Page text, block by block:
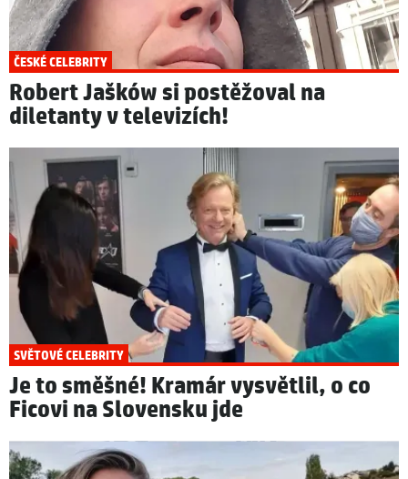
ČESKÉ CELEBRITY
Robert Jašków si postěžoval na
diletanty v televizích!
SVĚTOVÉ CELEBRITY
Je to směšné! Kramár vysvětlil, o co
Ficovi na Slovensku jde